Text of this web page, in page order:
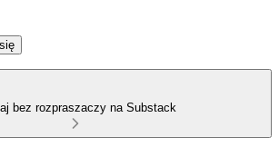
bez rozpraszaczy na Substack